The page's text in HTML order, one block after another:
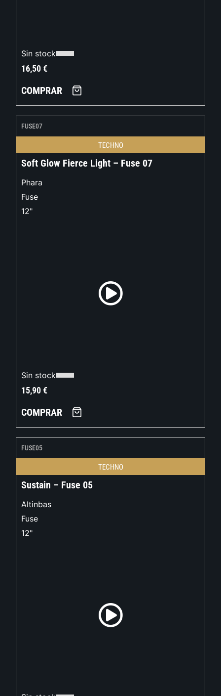
Sin stock
16,50€
COMPRAR
FUSE07
TECHNO
Soft Glow Fierce Light – Fuse 07
Phara
Fuse
12"
Sin stock
15,90€
COMPRAR
FUSE05
TECHNO
Sustain – Fuse 05
Altinbas
Fuse
12"